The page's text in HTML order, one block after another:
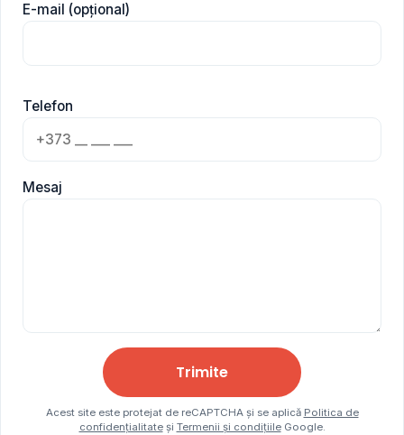
E-mail (opțional)
Telefon
Mesaj
Trimite
Acest site este protejat de reCAPTCHA și se aplică Politica de
confidențialitateși Termenii și condițiileGoogle.